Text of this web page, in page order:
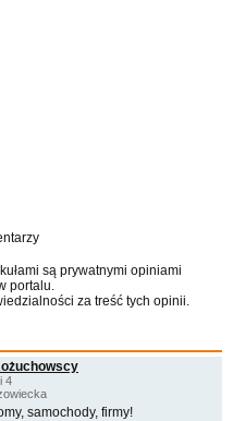
są prywatnymi opiniami
portalu.
za treść tych opinii.
4
samochody, firmy!